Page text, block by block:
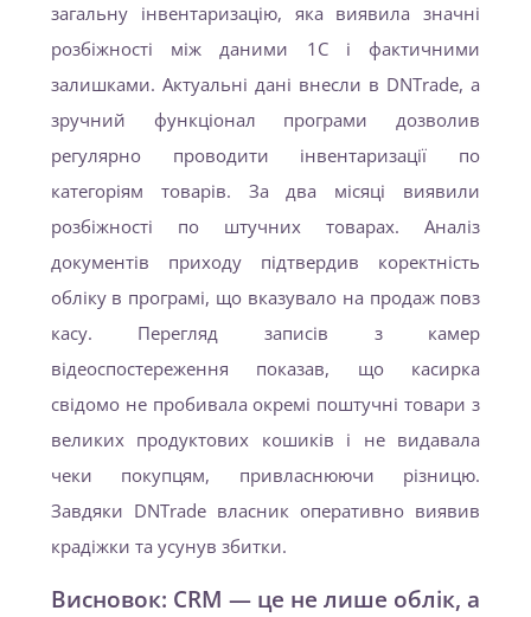
загальну інвентаризацію, яка виявила значні
розбіжності між даними 1С і фактичними
залишками. Актуальні дані внесли в DNTrade, а
зручний функціонал програми дозволив
регулярно проводити інвентаризації по
категоріям товарів. За два місяці виявили
розбіжності по штучних товарах. Аналіз
документів приходу підтвердив коректність
обліку в програмі, що вказувало на продаж повз
касу. Перегляд записів з камер
відеоспостереження показав, що касирка
свідомо не пробивала окремі поштучні товари з
великих продуктових кошиків і не видавала
чеки покупцям, привласнюючи різницю.
Завдяки DNTrade власник оперативно виявив
крадіжки та усунув збитки.
Висновок: CRM — це не лише облік, а